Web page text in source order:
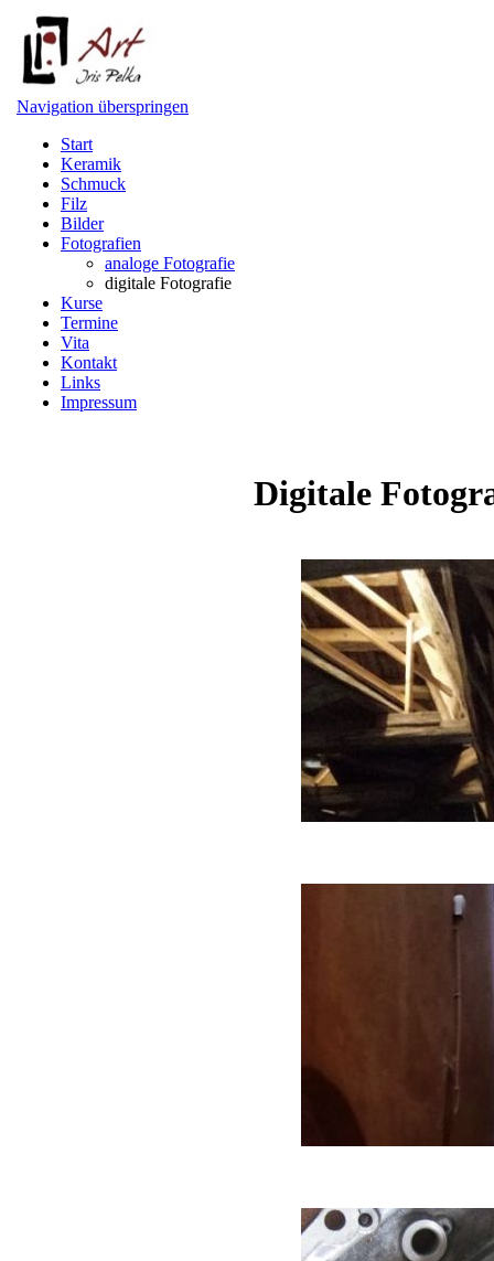
Navigation überspringen
Start
Keramik
Schmuck
Filz
Bilder
Fotografien
analoge Fotografie
digitale Fotografie
Kurse
Termine
Vita
Kontakt
Links
Impressum
Digitale